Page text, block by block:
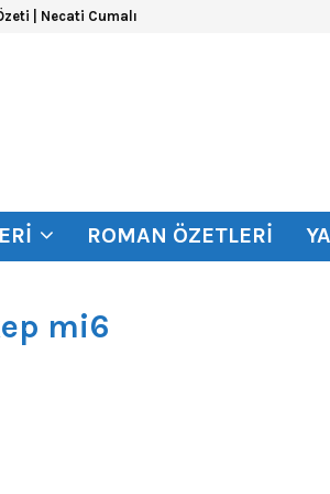
| Necati Cumalı
ROMAN ÖZETLERI
mi6